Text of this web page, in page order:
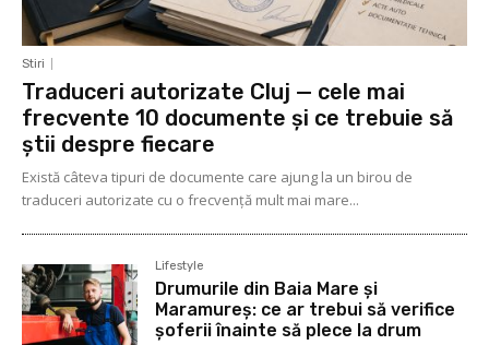
Stiri
Traduceri autorizate Cluj — cele mai
frecvente 10 documente și ce trebuie să
știi despre fiecare
Există câteva tipuri de documente care ajung la un birou de
traduceri autorizate cu o frecvență mult mai mare...
Lifestyle
Drumurile din Baia Mare și
Maramureș: ce ar trebui să verifice
șoferii înainte să plece la drum